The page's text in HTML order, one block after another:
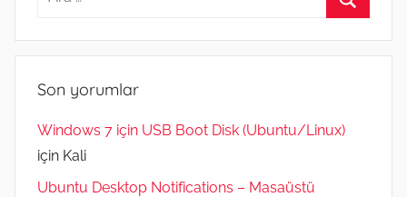
Son yorumlar
Windows 7 için USB Boot Disk (Ubuntu/Linux)
için Kali
Ubuntu Desktop Notifications – Masaüstü